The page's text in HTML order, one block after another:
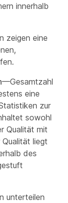
innerhalb
zeigen eine
—Gesamtzahl
eine
zur
sowohl
Qualität mit
liegt
des
unterteilen